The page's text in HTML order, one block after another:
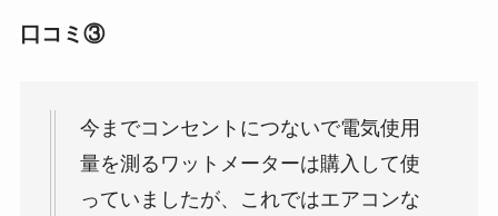
口コミ③
今までコンセントにつないで電気使用
量を測るワットメーターは購入して使
っていましたが、これではエアコンな